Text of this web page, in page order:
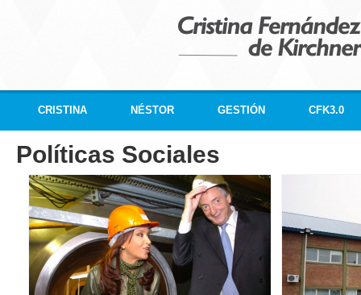
CRISTINA NÉSTOR GESTIÓN CFK3.0
Políticas Sociales